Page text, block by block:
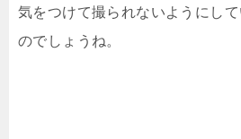
気をつけて撮られないようにして
のでしょうね。